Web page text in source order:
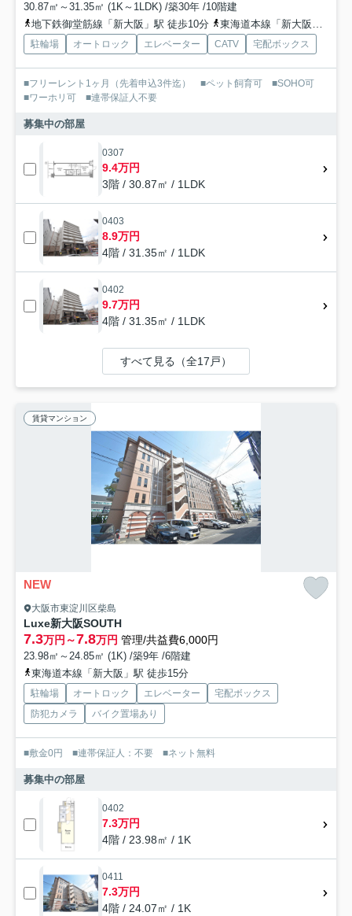
30.87㎡～31.35㎡ (1K～1LDK) /築30年 /10階建
地下鉄御堂筋線「新大阪」駅 徒歩10分
東海道本線「新大阪」駅 徒歩15分
駐輪場 オートロック エレベーター CATV 宅配ボックス
■フリーレント1ヶ月（先着申込3件迄） ■ペット飼育可 ■SOHO可
■ワーホリ可 ■連帯保証人不要
募集中の部屋
0307
9.4万円
3階 / 30.87㎡ / 1LDK
0403
8.9万円
4階 / 31.35㎡ / 1LDK
0402
9.7万円
4階 / 31.35㎡ / 1LDK
すべて見る（全17戸）
賃貸マンション
NEW
大阪市東淀川区柴島
Luxe新大阪SOUTH
7.3万円～7.8万円 管理/共益費6,000円
23.98㎡～24.85㎡ (1K) /築9年 /6階建
東海道本線「新大阪」駅 徒歩15分
駐輪場 オートロック エレベーター
宅配ボックス
防犯カメラ
バイク置場あり
■敷金0円 ■連帯保証人：不要 ■ネット無料
募集中の部屋
0402
7.3万円
4階 / 23.98㎡ / 1K
0411
7.3万円
4階 / 24.07㎡ / 1K